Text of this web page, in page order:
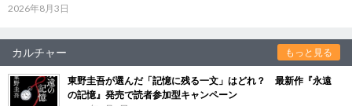
2026年8月3日
カルチャー もっと見る
東野圭吾が選んだ「記憶に残る一文」はどれ？ 最新作『永遠
の記憶』発売で読者参加型キャンペーン